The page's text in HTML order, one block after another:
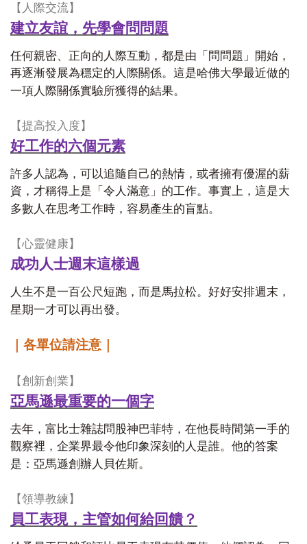
【 人際交流】
建立友誼，先學會問問題
任何親密、正向的人際互動，都是由「問問題」開始，
再逐漸發展為穩定的人際關係。這是哈佛大學最近做的
一項人際關係實驗所獲得的結果。
【提高投入度】
好工作的六個元素
許多人認為，可以追隨自己的熱情，或者擁有優渥的薪
資，才稱得上是「令人滿意」的工作。事實上，這是大
多數人在思考工作時，容易產生的盲點。
【心靈健康】
成功人士週末這樣過
人生不是一百公尺短跑，而是馬拉松。好好安排週末，
星期一才可以再出發。
｜各單位請注意｜
【創新創業】
亞馬遜最重要的一個字
去年，富比士雜誌問股神巴菲特，在他長時間第一手的
觀察裡，企業界最令他印象深刻的人是誰。他的答案
是：亞馬遜創辦人貝佐斯。
【領導教練】
員工表現，主管如何給回饋？